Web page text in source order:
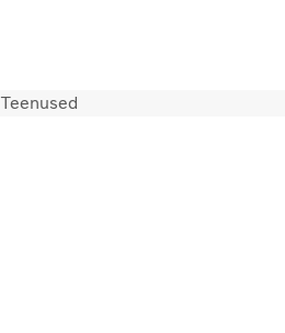
Volvo Merchandise
Teenused